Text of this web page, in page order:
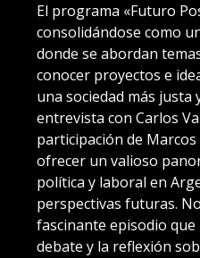
El programa «Futuro
consolidándose como
donde se abordan
conocer proyectos e
una sociedad más justa
entrevista con Carlos
participación de
ofrecer un valioso
política y laboral en
perspectivas futuras.
fascinante episodio
debate y la reflexión